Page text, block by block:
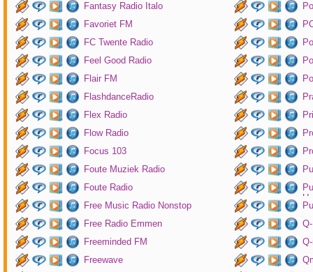
Fantasy Radio Italo
Favoriet FM
FC Twente Radio
Feel Good Radio
Flair FM
FlashdanceRadio
Flex Radio
Flow Radio
Focus 103
Foute Muziek Radio
Foute Radio
Free Music Radio Nonstop
Free Radio Emmen
Freeminded FM
Freewave